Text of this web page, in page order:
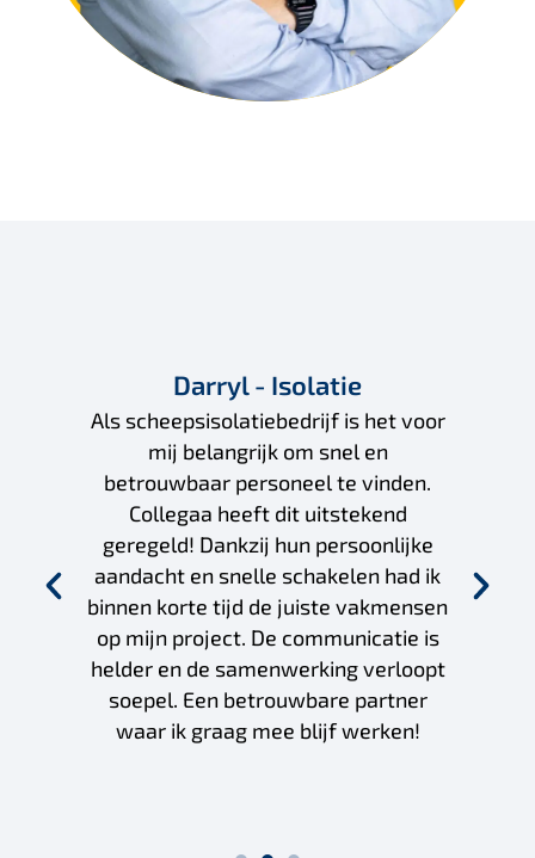
Als scheepsisolatiebedrijf is het voor
mij belangrijk om snel en
betrouwbaar personeel te vinden.
Collegaa heeft dit uitstekend
geregeld! Dankzij hun persoonlijke
aandacht en snelle schakelen had ik
binnen korte tijd de juiste vakmensen
op mijn project. De communicatie is
helder en de samenwerking verloopt
soepel. Een betrouwbare partner
waar ik graag mee blijf werken!
Darryl - Isolatie